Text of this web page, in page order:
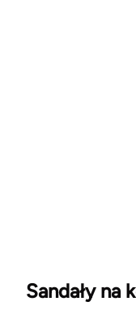
Sandały na